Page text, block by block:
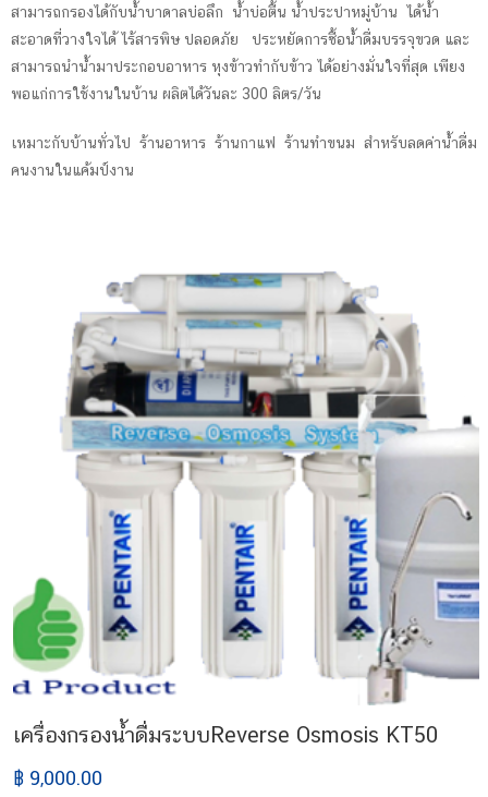
สามารถกรองได้กับน้ำบาดาลบ่อลึก น้ำบ่อตื้น น้ำประปาหมู่บ้าน ได้น้ำ
สะอาดที่วางใจได้ ไร้สารพิษ ปลอดภัย ประหยัดการซื้อน้ำดื่มบรรจุขวด และ
สามารถนำน้ำมาประกอบอาหาร หุงข้าวทำกับข้าว ได้อย่างมั่นใจที่สุด เพียง
พอแก่การใช้งานในบ้าน ผลิตได้วันละ 300 ลิตร/วัน
เหมาะกับบ้านทั่วไป ร้านอาหาร ร้านกาแฟ ร้านทำขนม สำหรับลดค่าน้ำดื่ม
คนงานในแค้มป์งาน
เครื่องกรองน้ำดื่มระบบReverse Osmosis KT50
฿ 9,000.00